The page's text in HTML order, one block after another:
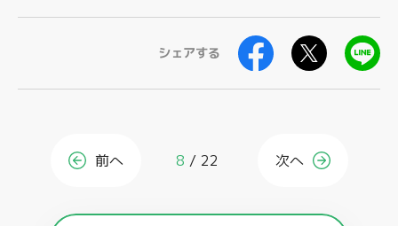
シェアする
前へ 8 22 次へ